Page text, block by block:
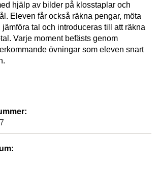
hjälp av bilder på klosstaplar och
Eleven får också räkna pengar, möta
tal och introduceras till att räkna
Varje moment befästs genom
övningar som eleven snart